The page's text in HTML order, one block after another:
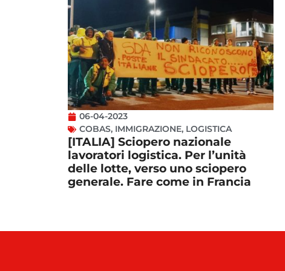
06-04-2023
COBAS, IMMIGRAZIONE, LOGISTICA
[ITALIA] Sciopero nazionale
lavoratori logistica. Per l’unità
delle lotte, verso uno sciopero
generale. Fare come in Francia